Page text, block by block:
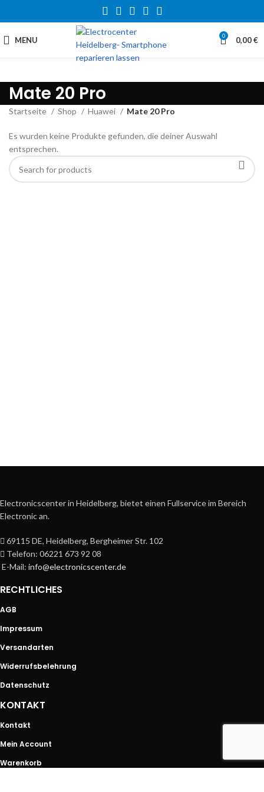
MENU 0 0,00€
Mate 20 Pro
Startseite Shop Huawei Mate 20 Pro
Es wurden keine Produkte gefunden, die deiner Auswahl
entsprechen.
Electronicscenter in Heidelberg, bietet einen Fullservice im Bereich
Electronic an.
69115 DE, Heidelberg, Bergheimer Str. 102
Telefon: 06221 673 92 08
E-Mail:info@electronicscenter.de
RECHTLICHES
AGB
Impressum
Versandarten
Widerrufsbelehrung
Datenschutz
KONTAKT
Kontakt
Mein Account
Warenkorb